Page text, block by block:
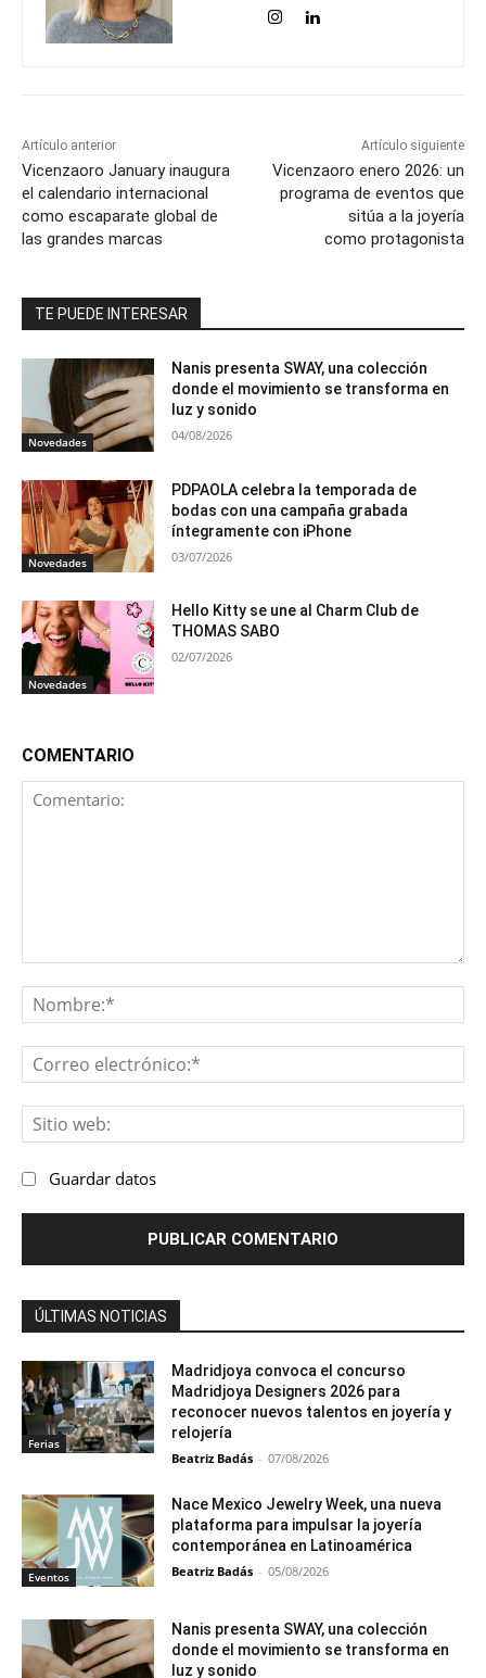
Artículo anterior
Vicenzaoro January inaugura
el calendario internacional
como escaparate global de
las grandes marcas
Artículo siguiente
Vicenzaoro enero 2026: un
programa de eventos que
sitúa a la joyería
como protagonista
TE PUEDE INTERESAR
Novedades
Nanis presenta SWAY, una colección
donde el movimiento se transforma en
luz y sonido
04/08/2026
Novedades
PDPAOLA celebra la temporada de
bodas con una campaña grabada
íntegramente con iPhone
03/07/2026
Novedades
Hello Kitty se une al Charm Club de
THOMAS SABO
02/07/2026
COMENTARIO
Guardar datos
ÚLTIMAS NOTICIAS
Ferias
Madridjoya convoca el concurso
Madridjoya Designers 2026 para
reconocer nuevos talentos en joyería y
relojería
Beatriz Badás - 07/08/2026
Eventos
Nace Mexico Jewelry Week, una nueva
plataforma para impulsar la joyería
contemporánea en Latinoamérica
Beatriz Badás - 05/08/2026
Nanis presenta SWAY, una colección
donde el movimiento se transforma en
luz y sonido